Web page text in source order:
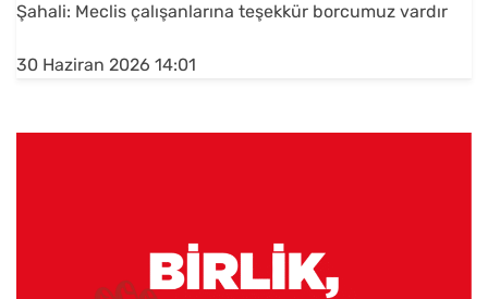
Şahali: Meclis çalışanlarına teşekkür borcumuz vardır
30 Haziran 2026 14:01